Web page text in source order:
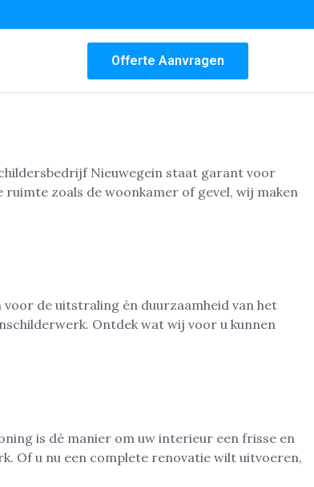
Offerte Aanvragen
Nieuwegein staat garant voor
zoals de woonkamer of gevel, wij maken
de uitstraling én duurzaamheid van het
Ontdek wat wij voor u kunnen
is dé manier om uw interieur een frisse en
Of u nu een complete renovatie wilt uitvoeren,